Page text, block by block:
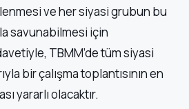
ve her siyasi grubun bu
savunabilmesi için
TBMM’de tüm siyasi
bir çalışma toplantısının en
yararlı olacaktır.